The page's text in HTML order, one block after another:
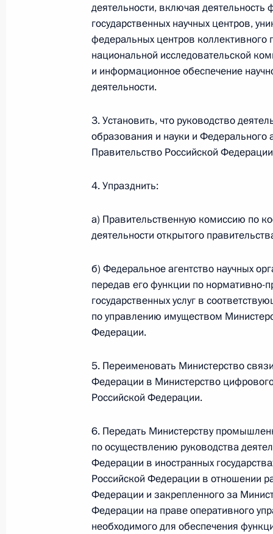
Встреча с главой госкорпорации
17 мая 2018 года, 20:00
Совещание с руководством
17 мая 2018 года, 17:30 Сочи
Телефонный разговор с
Эрдоганом
16 мая 2018 года, 18:35
Совещание с руководством
16 мая 2018 года, 15:00
15 мая 2018 года, вторник
15 мая 2018 года, 20:45 Сочи
Указ «О структуре федеральных
15 мая 2018 года, 20:30
деятельности, включая деятельность
государственных научных центров,
федеральных центров
национальной исследовательской
и информационное обеспечение
деятельности.
3. Установить, что руководство
образования и науки и Федерального
Правительство Российской
4. Упразднить:
а) Правительственную комиссию по
деятельности открытого
б) Федеральное агентство научных
передав его функции по
государственных услуг в
по управлению имуществом
Федерации.
5. Переименовать Министерство
Федерации в Министерство
Российской Федерации.
6. Передать Министерству
по осуществлению руководства
Федерации в иностранных
Российской Федерации в отношении
Федерации и закрепленного за
Федерации на праве оперативного
необходимого для обеспечения